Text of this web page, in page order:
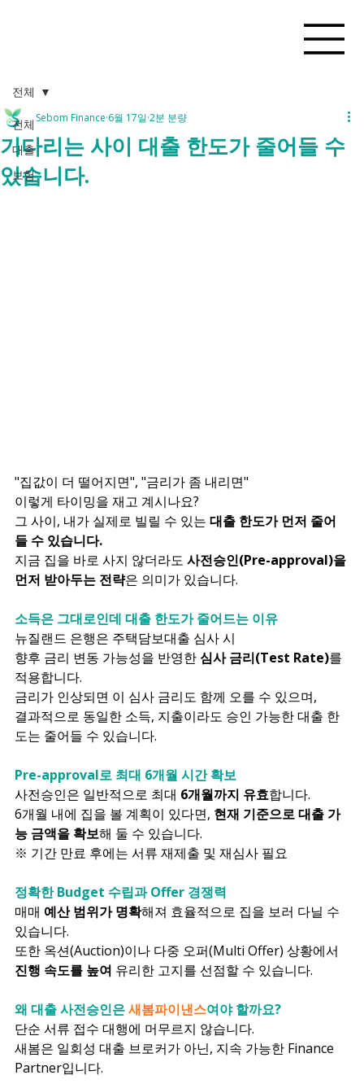
전체
대출
보험
전체
기다리는 사이 대출 한도가 줄어들 수
있습니다.
Sebom Finance 6월 17일 2분 분량
"집값이 더 떨어지면", "금리가 좀 내리면"
이렇게 타이밍을 재고 계시나요?
그 사이, 내가 실제로 빌릴 수 있는 대출 한도가 먼저 줄어
들 수 있습니다.
지금 집을 바로 사지 않더라도 사전승인(Pre-approval)을
먼저 받아두는 전략은 의미가 있습니다.
소득은 그대로인데 대출 한도가 줄어드는 이유
뉴질랜드 은행은 주택담보대출 심사 시
향후 금리 변동 가능성을 반영한 심사 금리(Test Rate)를
적용합니다.
금리가 인상되면 이 심사 금리도 함께 오를 수 있으며,
결과적으로 동일한 소득, 지출이라도 승인 가능한 대출 한
도는 줄어들 수 있습니다.
Pre-approval로 최대 6개월 시간 확보
사전승인은 일반적으로 최대 6개월까지 유효합니다.
6개월 내에 집을 볼 계획이 있다면, 현재 기준으로 대출 가
능 금액을 확보해 둘 수 있습니다.
※ 기간 만료 후에는 서류 재제출 및 재심사 필요
정확한 Budget 수립과 Offer 경쟁력
매매 예산 범위가 명확해져 효율적으로 집을 보러 다닐 수
있습니다.
또한 옥션(Auction)이나 다중 오퍼(Multi Offer) 상황에서
진행 속도를 높여 유리한 고지를 선점할 수 있습니다.
왜 대출 사전승인은 새봄파이낸스여야 할까요?
단순 서류 접수 대행에 머무르지 않습니다.
새봄은 일회성 대출 브로커가 아닌, 지속 가능한 Finance
Partner입니다.